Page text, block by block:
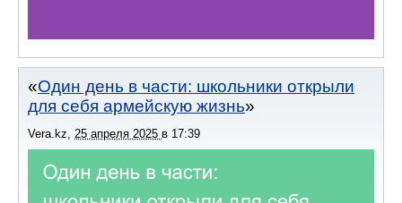
Один день в части: школьники открыли
для себя армейскую жизнь
Vera.kz 25 апреля 2025 в 17:39